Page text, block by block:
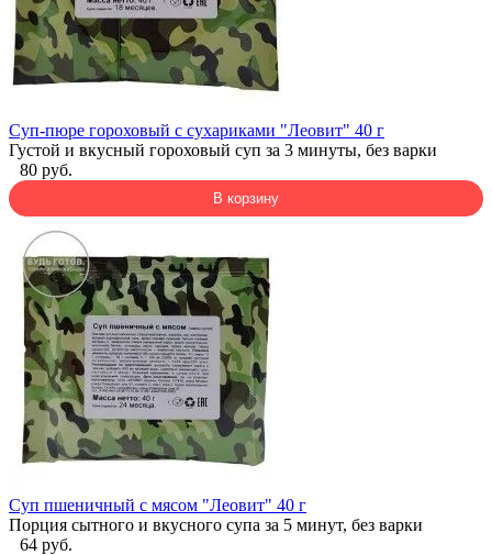
Суп-пюре гороховый с сухариками "Леовит" 40 г
Густой и вкусный гороховый суп за 3 минуты, без варки
80 руб.
В корзину
Суп пшеничный с мясом "Леовит" 40 г
Порция сытного и вкусного супа за 5 минут, без варки
64 руб.